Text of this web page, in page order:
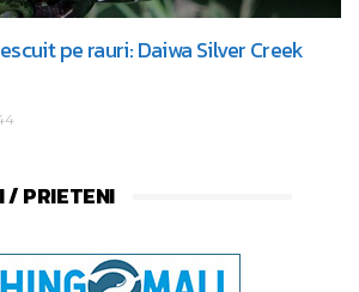
pe rauri: Daiwa Silver Creek
/ PRIETENI